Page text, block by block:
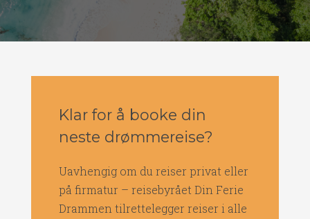
Klar for å booke din
neste drømmereise?
Uavhengig om du reiser privat eller
på firmatur – reisebyrået Din Ferie
Drammen tilrettelegger reiser i alle